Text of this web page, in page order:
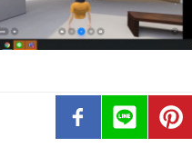
ารความรู้ (KM Scitech)
รส่งเสริมการปลูกกล้วยเล็บมือนางฯ